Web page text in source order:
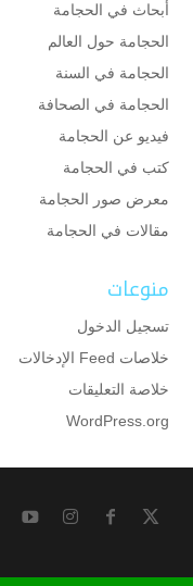
أبحاث في الحجامة
الحجامة حول العالم
الحجامة في السنة
الحجامة في الصحافة
فيديو عن الحجامة
كتب في الحجامة
معرض صور الحجامة
مقالات في الحجامة
منوعات
تسجيل الدخول
خلاصات Feed الإدخالات
خلاصة التعليقات
WordPress.org